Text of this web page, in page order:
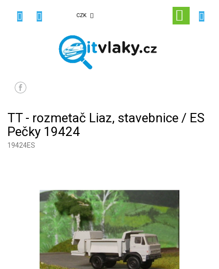
CZK
KOŠÍK
TT - rozmetač Liaz, stavebnice / ES
Pečky 19424
19424ES